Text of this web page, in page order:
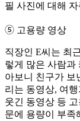
필 사진에 대해
➄ 고용량 영상
직장인 E씨는 최
렇게 많은 사람과
아보니 친구가 보
리는 동영상, 여
웃긴 동영상 등
문에 용량이 부족